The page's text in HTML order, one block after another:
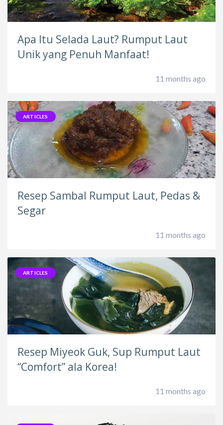
Apa Itu Selada Laut? Rumput Laut
Unik yang Penuh Manfaat!
11 months ago
ARTICLES
Resep Sambal Rumput Laut, Pedas &
Segar
11 months ago
ARTICLES
Resep Miyeok Guk, Sup Rumput Laut
“Comfort” ala Korea!
11 months ago